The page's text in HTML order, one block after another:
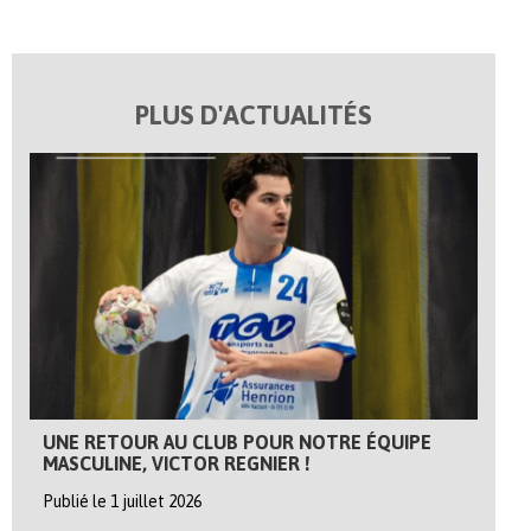
PLUS D'ACTUALITÉS
UNE RETOUR AU CLUB POUR NOTRE ÉQUIPE
MASCULINE, VICTOR REGNIER !
Publié le 1 juillet 2026